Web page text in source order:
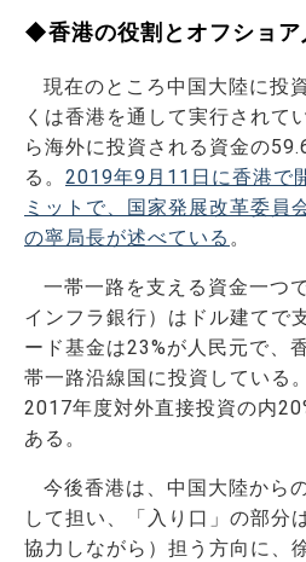
◆香港の役割とオフショア
現在のところ中国大陸に投
くは香港を通して実行されて
ら海外に投資される資金の
る。 2019年9月11日に香港で
ミットで、国家発展改革委員
の寧局長が述べている 。
一帯一路を支える資金一つ
インフラ銀行）はドル建てで
ード基金は23%が人民元で、
帯一路沿線国に投資している
2017年度対外直接投資の内
ある。
今後香港は、中国大陸から
して担い、「入り口」の部分
協力しながら）担う方向に、